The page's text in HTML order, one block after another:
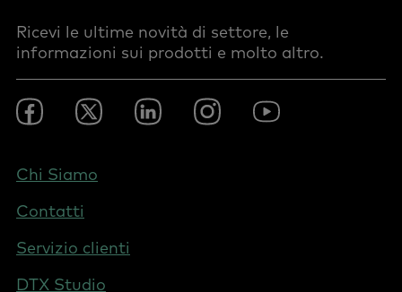
Ricevi le ultime novità di settore, le
informazioni sui prodotti e molto altro.
Footer
Social
Italy
FacebookTwitter LinkedInInstagramYouTube
Footer
Italy
Chi Siamo
Contatti
Servizio clienti
DTX Studio